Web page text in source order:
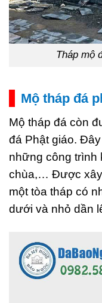
Tháp mộ
Mộ tháp đá
Mộ tháp đá còn
đá Phật giáo.
những công trình
chùa,… Được xây
một tòa tháp có
dưới và nhỏ dần